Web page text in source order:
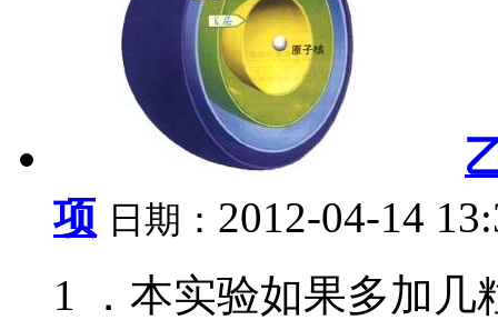
项 日期： 2012-04-14
1 ．本实验如果多加